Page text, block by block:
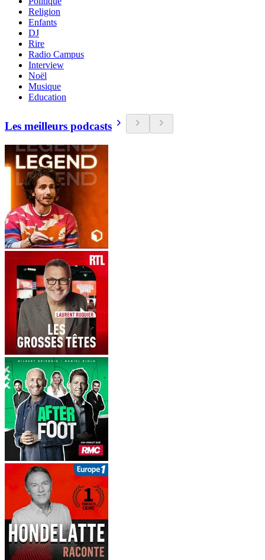
Religion
Enfants
DJ
Rire
Radio Campus
Interview
Noël
Musique
Education
Les meilleurs podcasts